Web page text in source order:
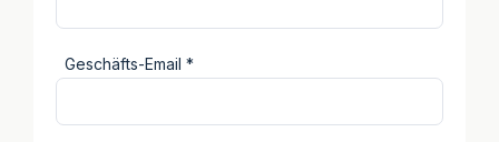
Geschäfts-Email *